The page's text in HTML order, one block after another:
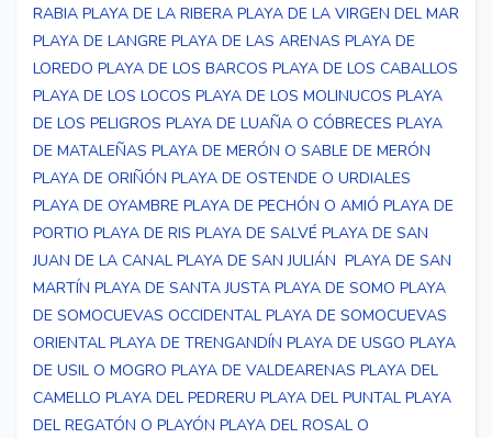
RABIA PLAYA DE LA RIBERA PLAYA DE LA VIRGEN DEL MAR
PLAYA DE LANGRE PLAYA DE LAS ARENAS PLAYA DE
LOREDO PLAYA DE LOS BARCOS PLAYA DE LOS CABALLOS
PLAYA DE LOS LOCOS PLAYA DE LOS MOLINUCOS PLAYA
DE LOS PELIGROS PLAYA DE LUAÑA O CÓBRECES PLAYA
DE MATALEÑAS PLAYA DE MERÓN O SABLE DE MERÓN
PLAYA DE ORIÑÓN PLAYA DE OSTENDE O URDIALES
PLAYA DE OYAMBRE PLAYA DE PECHÓN O AMIÓ PLAYA DE
PORTIO PLAYA DE RIS PLAYA DE SALVÉ PLAYA DE SAN
JUAN DE LA CANAL PLAYA DE SAN JULIÁN PLAYA DE SAN
MARTÍN PLAYA DE SANTA JUSTA PLAYA DE SOMO PLAYA
DE SOMOCUEVAS OCCIDENTAL PLAYA DE SOMOCUEVAS
ORIENTAL PLAYA DE TRENGANDÍN PLAYA DE USGO PLAYA
DE USIL O MOGRO PLAYA DE VALDEARENAS PLAYA DEL
CAMELLO PLAYA DEL PEDRERU PLAYA DEL PUNTAL PLAYA
DEL REGATÓN O PLAYÓN PLAYA DEL ROSAL O